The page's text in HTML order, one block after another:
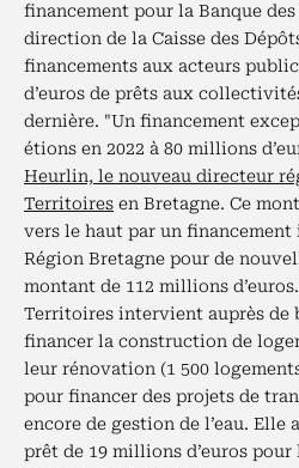
financement pour la Banque
direction de la Caisse des
financements aux acteurs
d’euros de prêts aux
dernière. "Un financement
étions en 2022 à 80 millions
Heurlin, le nouveau directeur
Territoires en Bretagne. Ce
vers le haut par un
Région Bretagne pour de
montant de 112 millions
Territoires intervient auprès de
financer la construction de
leur rénovation (1 500
pour financer des projets de
encore de gestion de l’eau. Elle
prêt de 19 millions d’euros pour